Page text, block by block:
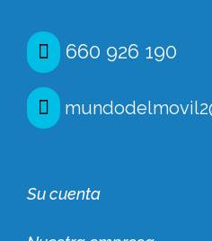
660 926 190
Su cuenta